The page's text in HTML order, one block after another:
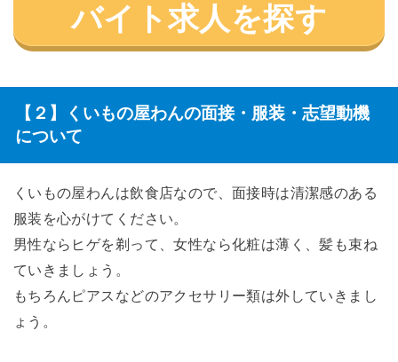
バイト求人を探す
【２】くいもの屋わんの面接・服装・志望動機
について
くいもの屋わんは飲食店なので、面接時は清潔感のある
服装を心がけてください。
男性ならヒゲを剃って、女性なら化粧は薄く、髪も束ね
ていきましょう。
もちろんピアスなどのアクセサリー類は外していきまし
ょう。